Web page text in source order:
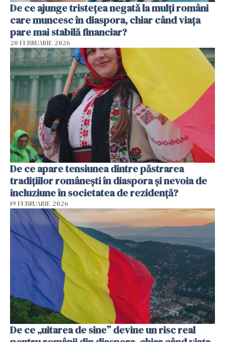
De ce ajunge tristețea negată la mulți români
care muncesc în diaspora, chiar când viața
pare mai stabilă financiar?
20 FEBRUARIE 2026
De ce apare tensiunea dintre păstrarea
tradițiilor românești în diaspora și nevoia de
incluziune în societatea de rezidență?
19 FEBRUARIE 2026
De ce „uitarea de sine” devine un risc real